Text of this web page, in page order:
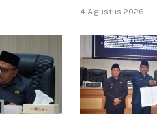
4 Agustus 2026